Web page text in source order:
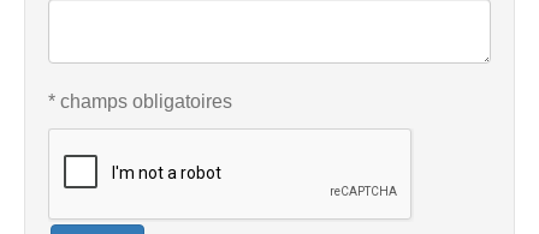
* champs obligatoires